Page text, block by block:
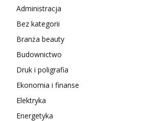
Administracja
Bez kategorii
Branża beauty
Budownictwo
Druk i poligrafia
Ekonomia i finanse
Elektryka
Energetyka